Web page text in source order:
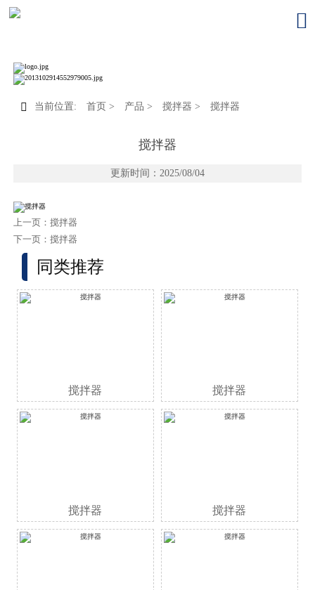

 当前位置: 首页 > 产品 > 搅拌器 > 搅拌器
搅拌器
更新时间：2025/08/04
上一页： 搅拌器
下一页： 搅拌器
同类推荐
搅拌器 搅拌器
搅拌器 搅拌器